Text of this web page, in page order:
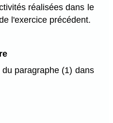
réalisées dans le
l'exercice précédent.
paragraphe (1) dans